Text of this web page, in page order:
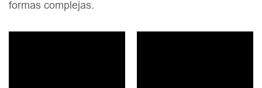
formas complejas.